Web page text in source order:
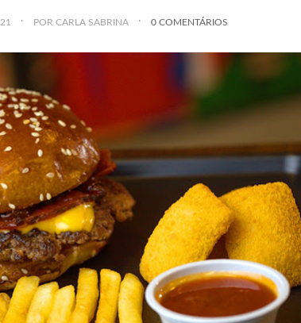
POR CARLA SABRINA 0 COMENTÁRIOS